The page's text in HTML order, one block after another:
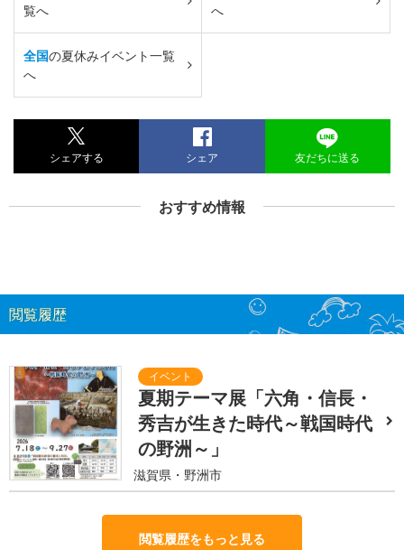
覧へ へ
全国の夏休みイベント一覧
へ
シェアする シェア 友だちに送る
おすすめ情報
閲覧履歴
夏期テーマ展「六角・信長・
秀吉が生きた時代～戦国時代
の野洲～」
滋賀県・野洲市
閲覧履歴をもっと見る